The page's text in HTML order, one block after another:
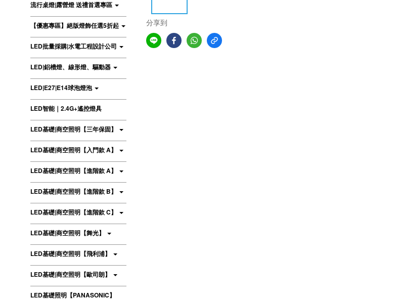
流行桌燈|露營燈 送禮首選專區
【優惠專區】絕版燈飾任選5折起
LED批量採購|水電工程設計公司
LED|鋁槽燈、線形燈、驅動器
LED|E27|E14球泡燈泡
LED智能｜2.4G+遙控燈具
LED基礎|商空照明【三年保固】
LED基礎|商空照明【入門款 A】
LED基礎|商空照明【進階款 A】
LED基礎|商空照明【進階款 B】
LED基礎|商空照明【進階款 C】
LED基礎|商空照明【舞光】
LED基礎|商空照明【飛利浦】
LED基礎|商空照明【歐司朗】
LED基礎照明【PANASONIC】
分享到